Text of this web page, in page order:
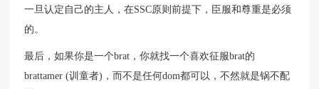
一旦认定自己的主人，在SSC原则前提下，臣服和尊重是必须
的。
最后，如果你是一个brat，你就找一个喜欢征服brat的
brattamer (训童者)，而不是任何dom都可以，不然就是锅不配